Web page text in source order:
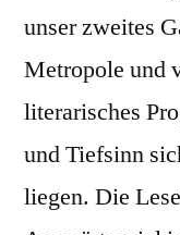
unser zweites
Metropole und
literarisches
und Tiefsinn
liegen. Die